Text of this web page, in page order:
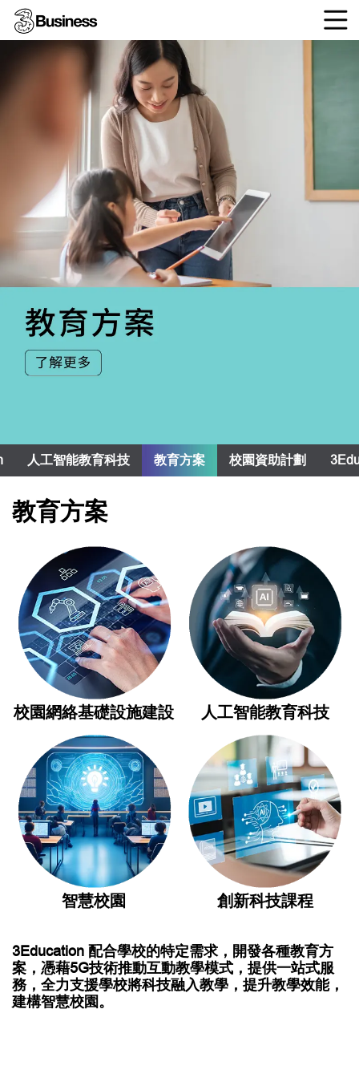
人工智能教育科技 教育方案 校園資助計劃
教育方案
校園網絡基礎設施建設 人工智能教育科技
智慧校園 創新科技課程
3Education 配合學校的特定需求，開發各種教育方
案，憑藉5G技術推動互動教學模式，提供一站式服
務，全力支援學校將科技融入教學，提升教學效能，
建構智慧校園。